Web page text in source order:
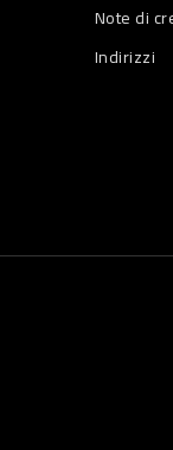
Note di
Indirizzi